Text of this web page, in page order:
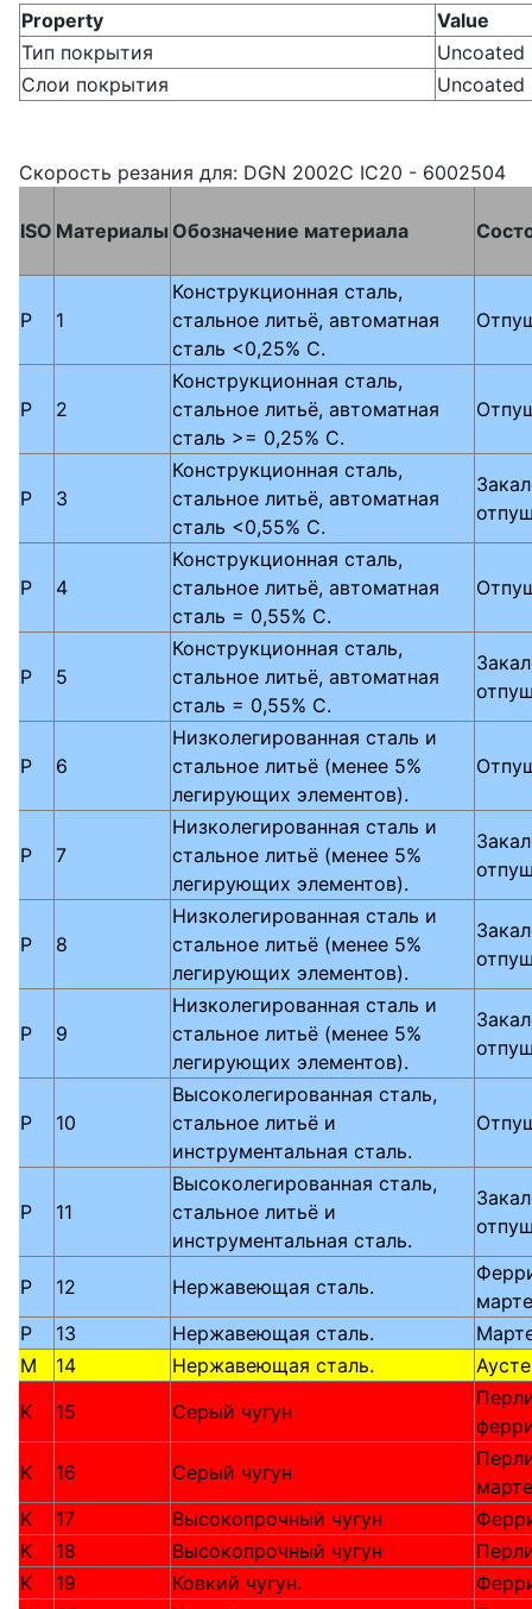
Property
Value
Тип покрытия
Uncoated
Слои покрытия
Uncoated
Скорость резания для: DGN 2002C IC20 - 6002504
ISO Материалы Обозначение материала
P 1
Конструкционная сталь,
стальное литьё, автоматная
сталь <0,25% C.
P 2
Конструкционная сталь,
стальное литьё, автоматная
сталь >= 0,25% C.
P 3
Конструкционная сталь,
стальное литьё, автоматная
сталь <0,55% C.
P 4
Конструкционная сталь,
стальное литьё, автоматная
сталь = 0,55% C.
P 5
Конструкционная сталь,
стальное литьё, автоматная
сталь = 0,55% C.
P 6
Низколегированная сталь и
стальное литьё (менее 5%
легирующих элементов).
P 7
Низколегированная сталь и
стальное литьё (менее 5%
легирующих элементов).
P 8
Низколегированная сталь и
стальное литьё (менее 5%
легирующих элементов).
P 9
Низколегированная сталь и
стальное литьё (менее 5%
легирующих элементов).
P 10
Высоколегированная сталь,
стальное литьё и
инструментальная сталь.
P 11
Высоколегированная сталь,
стальное литьё и
инструментальная сталь.
P 12 Нержавеющая сталь.
P
13 Нержавеющая сталь.
M
14 Нержавеющая сталь.
K
15 Серый чугун
K
16 Серый чугун
K
17 Высокопрочный чугун
K
18 Высокопрочный чугун
K
19 Ковкий чугун.